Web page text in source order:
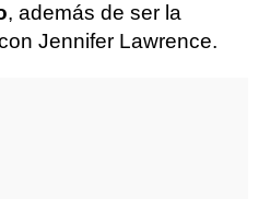
, además de ser la
Jennifer Lawrence.